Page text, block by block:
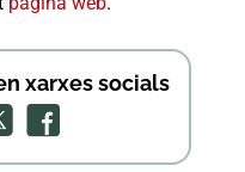
xarxes socials